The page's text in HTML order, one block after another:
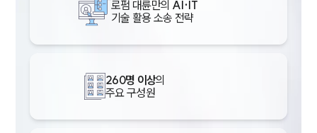
로펌 대륜만의 AI·IT
기술 활용 소송 전략
260명 이상의
주요 구성원